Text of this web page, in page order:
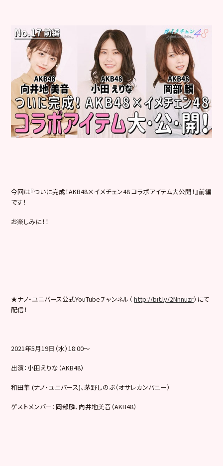
今回は『ついに完成！AKB48×イメチェン48 コラボアイテム大公開！』前編
です！
お楽しみに！！
★ナノ・ユニバース公式YouTubeチャンネル（http://bit.ly/2Nnnuzr）にて
配信！
2021年5月19日（水）18:00〜
出演：小田えりな（AKB48）
和田隼 (ナノ・ユニバース)、茅野しのぶ（オサレカンパニー）
ゲストメンバー：岡部麟、向井地美音（AKB48）